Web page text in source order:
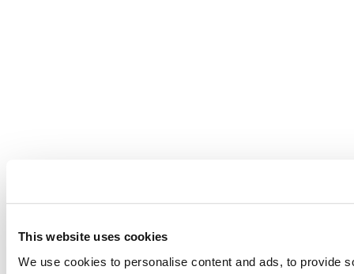
This website uses cookies
We use cookies to personalise content and ads, to provide